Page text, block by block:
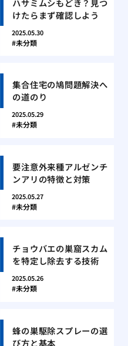
ハサミムシもどき？見つ
けたらまず確認しよう
2025.05.30
未分類
集合住宅の鳩問題解決へ
の道のり
2025.05.29
未分類
要注意外来種アルゼンチ
ンアリの特徴と対策
2025.05.27
未分類
チョウバエの巣窟スカム
を特定し除去する技術
2025.05.26
未分類
蜂の巣駆除スプレーの選
び方と基本